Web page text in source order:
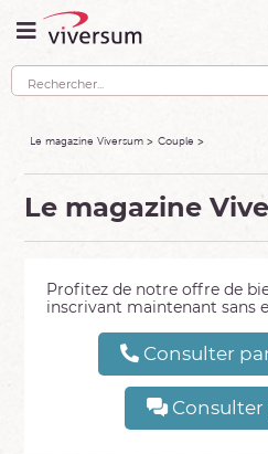
Le magazine Viversum Couple
Le magazine
Profitez de notre offre de
inscrivant maintenant sans
Consulter